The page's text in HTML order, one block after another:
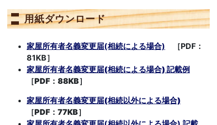
用紙ダウンロード
家屋所有者名義変更届(相続による場合) ［PDF：
81KB］
家屋所有者名義変更届(相続による場合) 記載例
［PDF：88KB］
家屋所有者名義変更届(相続以外による場合)
［PDF：77KB］